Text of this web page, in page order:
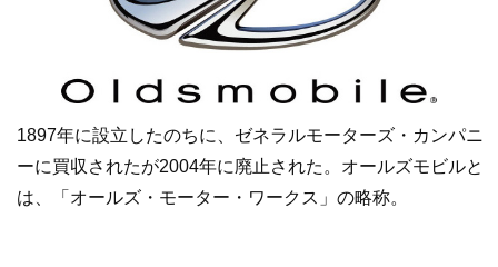
1897年に設立したのちに、ゼネラルモーターズ・カンパニ
ーに買収されたが2004年に廃止された。オールズモビルと
は、「オールズ・モーター・ワークス」の略称。